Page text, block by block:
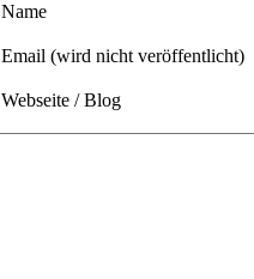
Name
Email (wird nicht veröffentlicht)
Webseite / Blog